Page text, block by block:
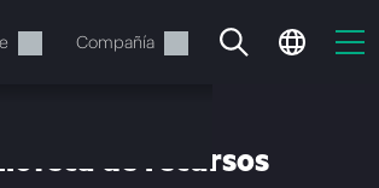
Compañía
de recursos